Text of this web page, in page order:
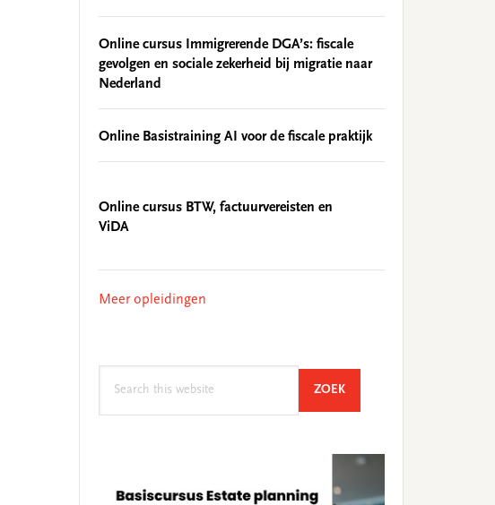
Online cursus Immigrerende DGA’s: fiscale
gevolgen en sociale zekerheid bij migratie naar
Nederland
Online Basistraining AI voor de fiscale praktijk
Online cursus BTW, factuurvereisten en
ViDA
Meer opleidingen
ZOEKSEARCH